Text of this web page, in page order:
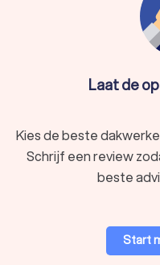
Laat de
Kies de beste
Schrijf een review
beste
Start